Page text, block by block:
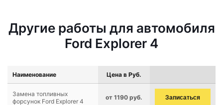
Другие работы для автомобиля
Ford Explorer 4
Наименование Цена в Руб.
Замена топливных
форсунок Ford Explorer 4
от 1190 руб. Записаться